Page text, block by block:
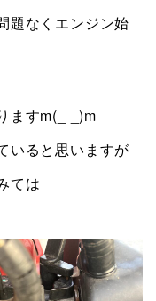
題なくエンジン始
ますm(_ _)m
いると思いますが
ては